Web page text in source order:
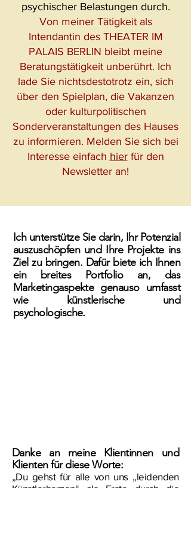
psychischer Belastungen durch.
Von meiner Tätigkeit als
Intendantin des THEATER IM
PALAIS BERLIN bleibt meine
Beratungstätigkeit unberührt. Ich
lade Sie nichtsdestotrotz ein, sich
über den Spielplan, die Vakanzen
oder kulturpolitischen
Sonderveranstaltungen des Hauses
zu informieren. Melden Sie sich bei
Interesse einfach hierfür den
Newsletter an!
Ich unterstütze Sie darin, Ihr Potenzial
auszuschöpfen und Ihre Projekte ins
Ziel zu bringen. Dafür biete ich Ihnen
ein breites Portfolio an, das
Marketingaspekte genauso umfasst
wie künstlerische und
psychologische.
Danke an meine Klientinnen und
Klienten für diese Worte:
„Du gehst für alle von uns „leidenden
Künstlerherzen“ als Erste durch die